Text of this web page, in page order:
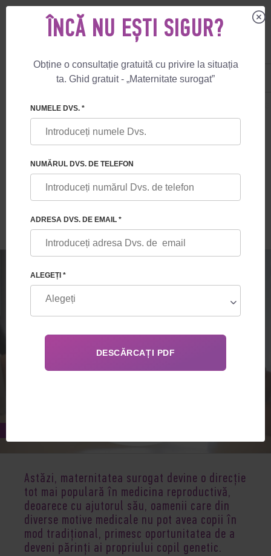
+1 844 892 78 00 UK+44 800 069 86 90
BLOG BENEFICIILE PROGRAMELOR DE MATERNITATE SUROGAT
BENEFICIILE PROGRAMELOR DE
MATERNITATE SUROGAT GARANTATE
FAȚĂ DE PROGRAMELE CU COMPENSARE
GARANTATĂ
Astăzi, maternitatea surogat devine o direcție
tot mai populară în medicina reproductivă,
deoarece cu ajutorul său, oamenii care din
diverse motive medicale nu pot avea copii în
mod tradițional, primesc oportunitatea de a
deveni părinți ai propriului copil genetic.
ÎNCĂ NU EȘTI SIGUR?
Obține o consultație gratuită cu privire la situația
ta. Ghid gratuit - „Maternitate surogat”
NUMELE DVS. *
NUMĂRUL DVS. DE TELEFON
ADRESA DVS. DE EMAIL *
ALEGEȚI *